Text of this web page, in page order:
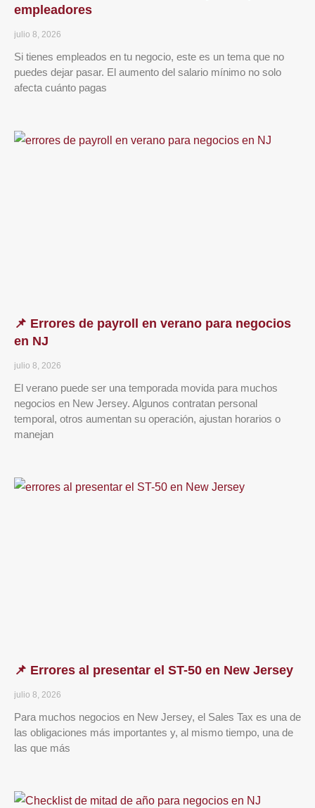
empleadores
julio 8, 2026
Si tienes empleados en tu negocio, este es un tema que no
puedes dejar pasar. El aumento del salario mínimo no solo
afecta cuánto pagas
📌 Errores de payroll en verano para negocios
en NJ
julio 8, 2026
El verano puede ser una temporada movida para muchos
negocios en New Jersey. Algunos contratan personal
temporal, otros aumentan su operación, ajustan horarios o
manejan
📌 Errores al presentar el ST-50 en New Jersey
julio 8, 2026
Para muchos negocios en New Jersey, el Sales Tax es una de
las obligaciones más importantes y, al mismo tiempo, una de
las que más